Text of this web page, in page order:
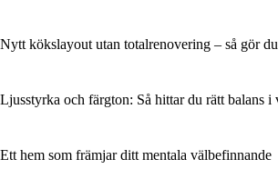
Nytt kökslayout utan totalrenovering – så gör
Ljusstyrka och färgton: Så hittar du rätt balans i
Ett hem som främjar ditt mentala välbefinnande